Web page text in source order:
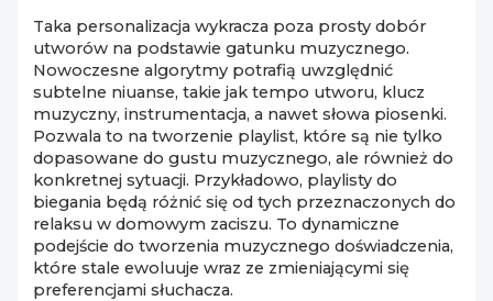
Taka personalizacja wykracza poza prosty dobór
utworów na podstawie gatunku muzycznego.
Nowoczesne algorytmy potrafią uwzględnić
subtelne niuanse, takie jak tempo utworu, klucz
muzyczny, instrumentacja, a nawet słowa piosenki.
Pozwala to na tworzenie playlist, które są nie tylko
dopasowane do gustu muzycznego, ale również do
konkretnej sytuacji. Przykładowo, playlisty do
biegania będą różnić się od tych przeznaczonych do
relaksu w domowym zaciszu. To dynamiczne
podejście do tworzenia muzycznego doświadczenia,
które stale ewoluuje wraz ze zmieniającymi się
preferencjami słuchacza.